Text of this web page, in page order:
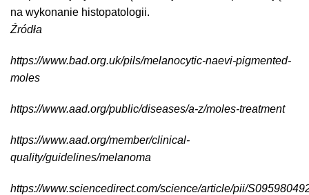
na wykonanie histopatologii.
Źródła
https://www.bad.org.uk/pils/melanocytic-naevi-pigmented-
moles
https://www.aad.org/public/diseases/a-z/moles-treatment
https://www.aad.org/member/clinical-
quality/guidelines/melanoma
https://www.sciencedirect.com/science/article/pii/